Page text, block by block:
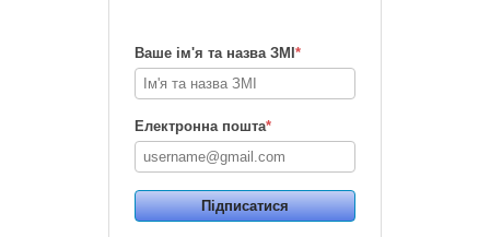
Ваше ім'я та назва ЗМІ *
Електронна пошта*
Підписатися